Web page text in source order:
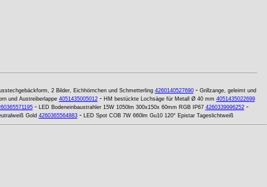
2 Bilder, Eichhörnchen und Schmetterling 4260140527690- Grillzange, geleimt und
und Austreiberlappe 4051435005012- HM bestückte Lochsäge für Metall Ø 40 mm 4051435022699
- LED Bodeneinbaustrahler 15W 1050lm 300x150x 60mm RGB IP67 4260339996252-
Gold 4260365564883- LED Spot COB 7W 660lm Gu10 120° Epistar Tageslichtweiß